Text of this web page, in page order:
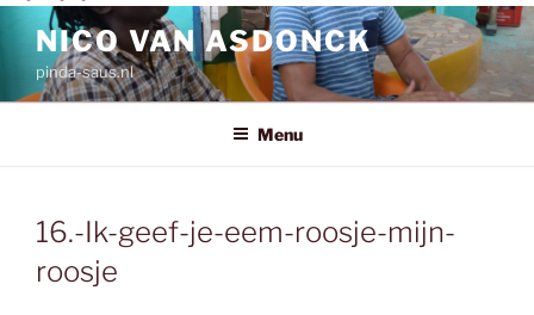
inhoud
NICO VAN ASDONCK
pinda-saus.nl
Menu
16.-Ik-geef-je-eem-roosje-mijn-
roosje